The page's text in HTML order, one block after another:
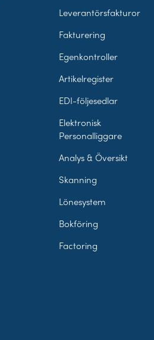
Leverantörsfakturor
Fakturering
Egenkontroller
Artikelregister
EDI-följesedlar
Elektronisk
Personalliggare
Analys & Översikt
Skanning
Lönesystem
Bokföring
Factoring